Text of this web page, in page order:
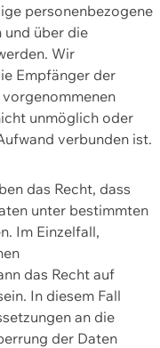
personenbezogene
und über die
Wir
Empfänger der
unmöglich oder
verbunden ist.
das Recht, dass
unter bestimmten
Im Einzelfall,
das Recht auf
In diesem Fall
an die
der Daten